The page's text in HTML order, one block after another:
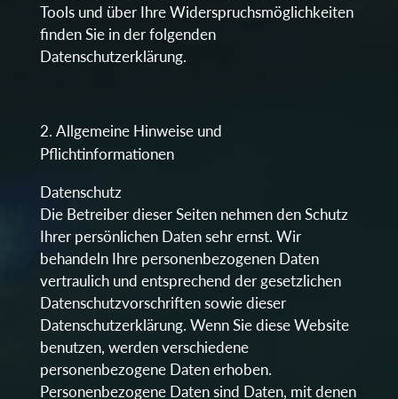
Tools und über Ihre Widerspruchsmöglichkeiten
finden Sie in der folgenden
Datenschutzerklärung.
Allgemeine Hinweise und
Pflichtinformationen
Datenschutz
Die Betreiber dieser Seiten nehmen den Schutz
Ihrer persönlichen Daten sehr ernst. Wir
behandeln Ihre personenbezogenen Daten
vertraulich und entsprechend der gesetzlichen
Datenschutzvorschriften sowie dieser
Datenschutzerklärung. Wenn Sie diese Website
benutzen, werden verschiedene
personenbezogene Daten erhoben.
Personenbezogene Daten sind Daten, mit denen